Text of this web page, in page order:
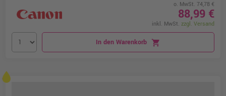
o. MwSt. 74,78 €
88,99 €
inkl. MwSt. zzgl. Versand
In den Warenkorb shopping_cart